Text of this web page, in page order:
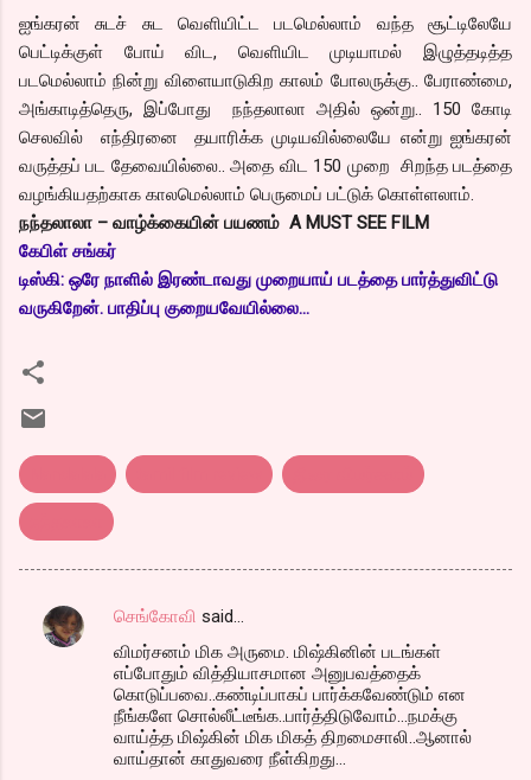
ஐங்கரன் சுடச் சுட வெளியிட்ட படமெல்லாம் வந்த சூட்டிலேயே
பெட்டிக்குள் போய் விட, வெளியிட முடியாமல் இழுத்தடித்த
படமெல்லாம் நின்று விளையாடுகிற காலம் போலருக்கு.. பேராண்மை,
அங்காடித்தெரு, இப்போது நந்தலாலா அதில் ஒன்று.. 150 கோடி
செலவில் எந்திரனை தயாரிக்க முடியவில்லையே என்று ஐங்கரன்
வருத்தப் பட தேவையில்லை.. அதை விட 150 முறை சிறந்த படத்தை
வழங்கியதற்காக காலமெல்லாம் பெருமைப் பட்டுக் கொள்ளலாம்.
நந்தலாலா – வாழ்க்கையின் பயணம் A MUST SEE FILM
கேபிள் சங்கர்
டிஸ்கி: ஒரே நாளில் இரண்டாவது முறையாய் படத்தை பார்த்துவிட்டு
வருகிறேன். பாதிப்பு குறையவேயில்லை...
C
செங்கோவி said…
விமர்சனம் மிக அருமை. மிஷ்கினின் படங்கள்
எப்போதும் வித்தியாசமான அனுபவத்தைக்
கொடுப்பவை..கண்டிப்பாகப் பார்க்கவேண்டும் என
நீங்களே சொல்லீட்டீங்க..பார்த்திடுவோம்...நமக்கு
வாய்த்த மிஷ்கின் மிக மிகத் திறமைசாலி..ஆனால்
வாய்தான் காதுவரை நீள்கிறது...